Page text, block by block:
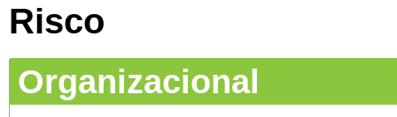
Risco
Organizacional